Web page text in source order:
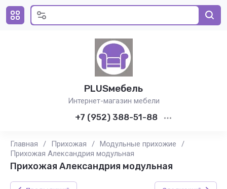
PLUSмебель
Интернет-магазин мебели
+7 (952) 388-51-88
Главная / Прихожая / Модульные прихожие
/
Прихожая Александрия модульная
Прихожая Александрия модульная